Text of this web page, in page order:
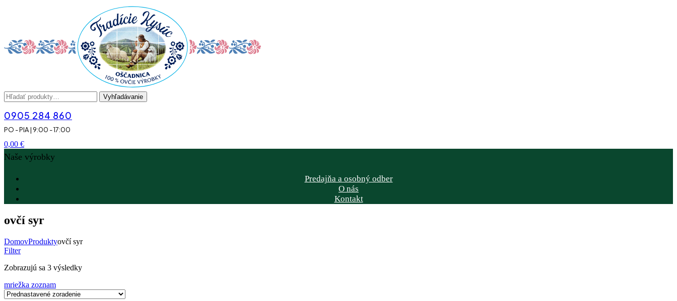
Hľadať: Vyhľadávanie
0905 284 860
PO - PIA | 9:00 - 17:00
0,00 €
Naše výrobky
Predajňa a osobný odber
O nás
Kontakt
ovčí syr
DomovProduktyovčí syr
Filter
Zobrazujú sa 3 výsledky
mriežka zoznam